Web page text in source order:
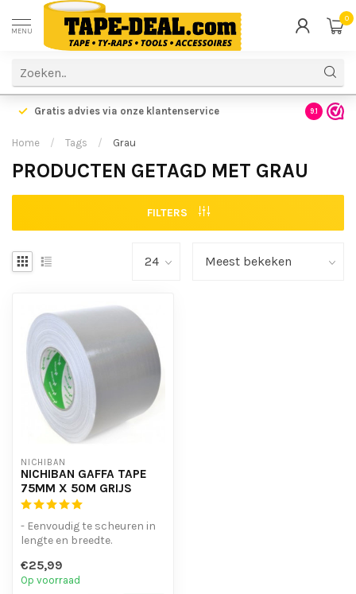
MENU
0
Gratis advies via onze klantenservice 9.1
Home / Tags / Grau
PRODUCTEN GETAGD MET GRAU
FILTERS
NICHIBAN
NICHIBAN GAFFA TAPE
75MM X 50M GRIJS
- Eenvoudig te scheuren in
lengte en breedte.
- Laat geen lijmres...
€25,99
Op voorraad